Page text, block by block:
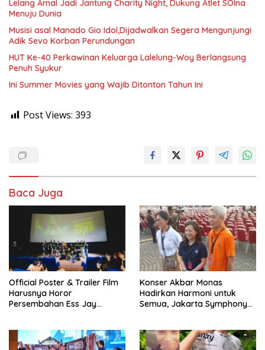
Lelang Amal Jadi Jantung Charity Night, Dukung Atlet SOIna
Menuju Dunia
Musisi asal Manado Gio Idol,Dijadwalkan Segera Mengunjungi
Adik Sevo Korban Perundungan
‎HUT Ke-40 Perkawinan Keluarga Lalelung-Woy Berlangsung
Penuh Syukur
Ini Summer Movies yang Wajib Ditonton Tahun Ini
Post Views: 393
Baca Juga
Official Poster & Trailer Film
Harusnya Horor
Persembahan Ess Jay
Konser Akbar Monas
Hadirkan Harmoni untuk
Semua, Jakarta Symphony